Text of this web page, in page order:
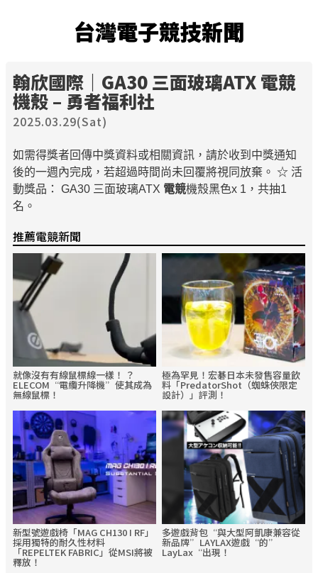
台灣電子競技新聞
翰欣國際｜GA30 三面玻璃ATX電競
機殼 – 勇者福利社
2025.03.29(Sat)
如需得獎者回傳中獎資料或相關資訊，請於收到中獎通知
後的一週內完成，若超過時間尚未回覆將視同放棄。 ☆ 活
動獎品： GA30 三面玻璃ATX 電競機殼黑色x 1，共抽1
名。
推薦電競新聞
就像沒有有線鼠標線一樣！ ？
ELECOM“電纜升降機”使其成為
無線鼠標！
極為罕見！宏碁日本未發售容量飲
料「PredatorShot（蜘蛛俠限定
設計）」評測！
新型號遊戲椅「MAG CH130 I RF」
採用獨特的耐久性材料
「REPELTEK FABRIC」從MSI將被
釋放！
多遊戲背包“與大型阿凱康兼容從
新品牌”LAYLAX遊戲“的”
LayLax“出現！